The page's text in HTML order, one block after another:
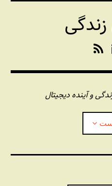
n
k
e
d
I
n
S
و آینده دیجیتال